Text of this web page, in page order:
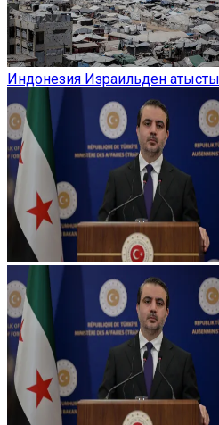
Индонезия Израильден атысты